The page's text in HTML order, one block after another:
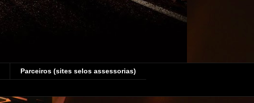
Parceiros (sites selos assessorias)